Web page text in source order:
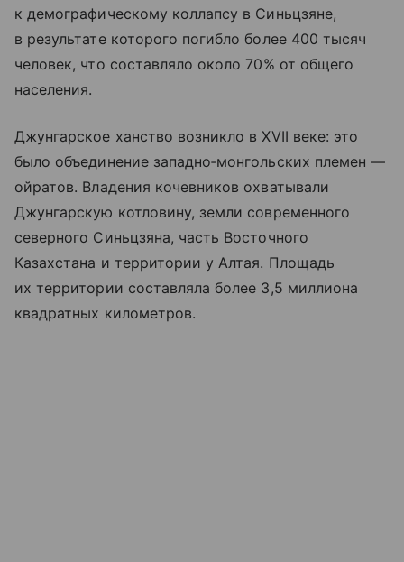
к демографическому коллапсу в Синьцзяне,
в результате которого погибло более 400 тысяч
человек, что составляло около 70% от общего
населения.
Джунгарское ханство возникло в XVII веке: это
было объединение западно‑монгольских племен —
ойратов. Владения кочевников охватывали
Джунгарскую котловину, земли современного
северного Синьцзяна, часть Восточного
Казахстана и территории у Алтая. Площадь
их территории составляла более 3,5 миллиона
квадратных километров.